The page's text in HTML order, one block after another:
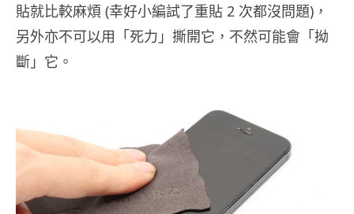
貼就比較麻煩 (幸好小編試了重貼 2 次都沒問題)，
另外亦不可以用「死力」撕開它，不然可能會「拗
斷」它。